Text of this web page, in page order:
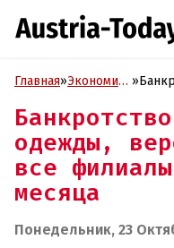
Главная»Экономика »
одежды,
все
месяца
Понедельник, 23